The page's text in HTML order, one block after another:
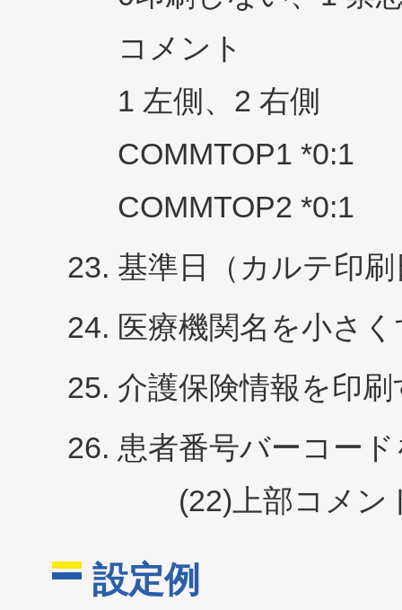
コメント
1 左側、2 右側
COMMTOP1 *0:1
COMMTOP2 *0:1
基準日（カルテ印
医療機関名を小さ
介護保険情報を印
患者番号バーコー
(22)上部コメン
設定例